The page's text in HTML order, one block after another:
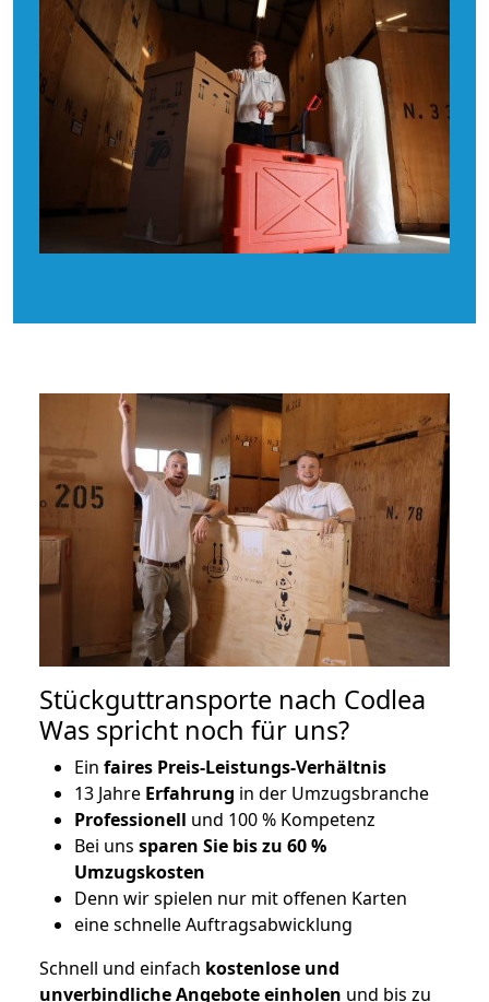
Stückguttransporte nach Codlea
Was spricht noch für uns?
Ein faires Preis-Leistungs-Verhältnis
13 Jahre Erfahrung in der Umzugsbranche
Professionell und 100 % Kompetenz
Bei uns sparen Sie bis zu 60 %
Umzugskosten
Denn wir spielen nur mit offenen Karten
eine schnelle Auftragsabwicklung
Schnell und einfach kostenlose und
unverbindliche Angebote einholen und bis zu